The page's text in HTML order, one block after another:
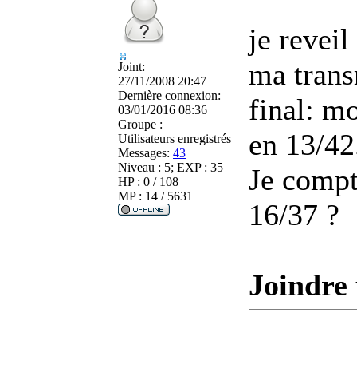
Joint:
27/11/2008 20:47
Dernière connexion:
03/01/2016 08:36
Groupe :
Utilisateurs enregistrés
Messages: 43
Niveau : 5; EXP : 35
HP : 0 / 108
MP : 14 / 5631
je reveil
ma
final:
en 13/
Je
16/37 ?